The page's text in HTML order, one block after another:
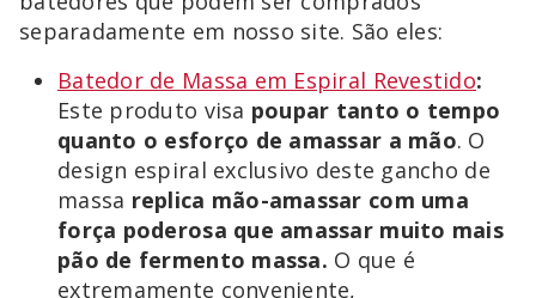
separadamente em nosso site. São eles:
Batedor de Massa em Espiral Revestido:
Este produto visa poupar tanto o tempo
quanto o esforço de amassar a mão. O
design espiral exclusivo deste gancho de
massa replica mão-amassar com uma
força poderosa que amassar muito mais
pão de fermento massa. O que é
extremamente conveniente,